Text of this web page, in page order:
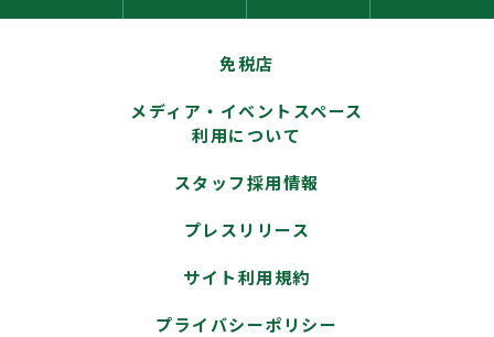
免税店
メディア・イベントスペース
利用について
スタッフ採用情報
プレスリリース
サイト利用規約
プライバシーポリシー